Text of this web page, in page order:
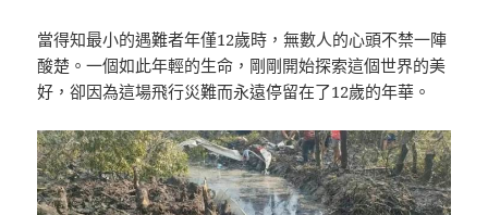
當得知最小的遇難者年僅12歲時，無數人的心頭不禁一陣
酸楚。一個如此年輕的生命，剛剛開始探索這個世界的美
好，卻因為這場飛行災難而永遠停留在了12歲的年華。